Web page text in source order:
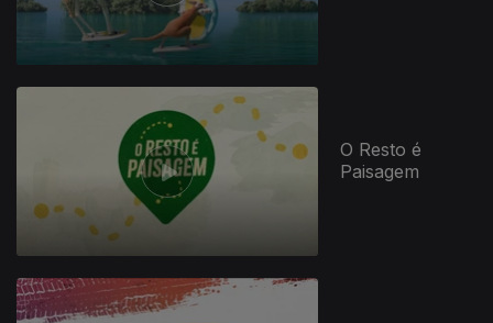
O Resto é
Paisagem